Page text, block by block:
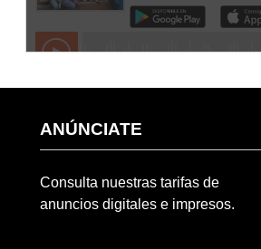
ANÚNCIATE
Consulta nuestras tarifas de
anuncios digitales e impresos.